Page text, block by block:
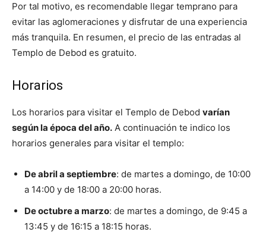
Por tal motivo, es recomendable llegar temprano para
evitar las aglomeraciones y disfrutar de una experiencia
más tranquila. En resumen, el precio de las entradas al
Templo de Debod es gratuito.
Horarios
Los horarios para visitar el Templo de Debod varían
según la época del año. A continuación te indico los
horarios generales para visitar el templo:
De abril a septiembre: de martes a domingo, de 10:00
a 14:00 y de 18:00 a 20:00 horas.
De octubre a marzo: de martes a domingo, de 9:45 a
13:45 y de 16:15 a 18:15 horas.